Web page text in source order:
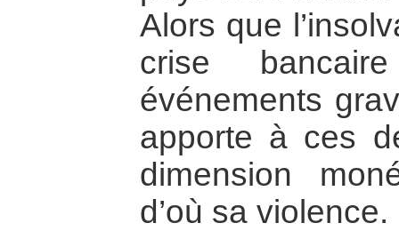
Alors que
crise
événements
apporte à ces
dimension
d’où sa violence.